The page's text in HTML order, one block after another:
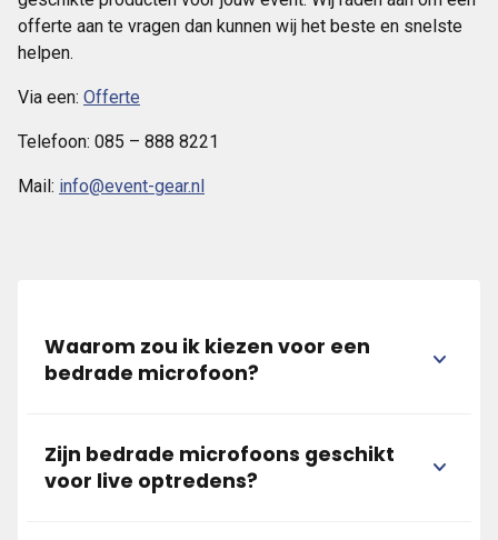
offerte aan te vragen dan kunnen wij het beste en snelste
helpen.
Via een: Offerte
Telefoon: 085 – 888 8221
Mail: info@event-gear.nl
Waarom zou ik kiezen voor een
bedrade microfoon?
Zijn bedrade microfoons geschikt
voor live optredens?